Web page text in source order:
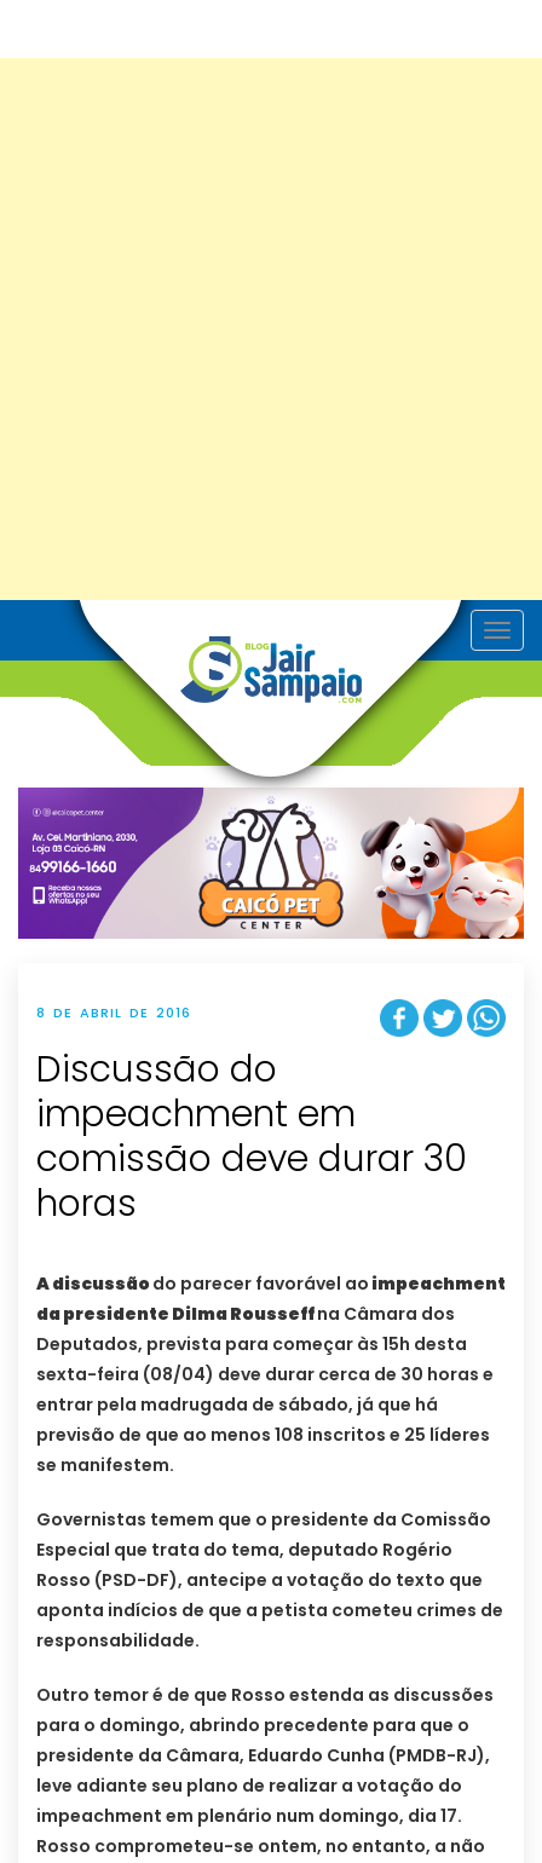
T
o
v
g
t
i
o
n
8 DE ABRIL DE 2016
Discussão do
impeachment em
comissão deve durar 30
horas
A discussão do parecer favorável ao impeachment
da presidente Dilma Rousseffna Câmara dos
Deputados, prevista para começar às 15h desta
sexta-feira (08/04) deve durar cerca de 30 horas e
entrar pela madrugada de sábado, já que há
previsão de que ao menos 108 inscritos e 25 líderes
se manifestem.
Governistas temem que o presidente da Comissão
Especial que trata do tema, deputado Rogério
Rosso (PSD-DF), antecipe a votação do texto que
aponta indícios de que a petista cometeu crimes de
responsabilidade.
Outro temor é de que Rosso estenda as discussões
para o domingo, abrindo precedente para que o
presidente da Câmara, Eduardo Cunha (PMDB-RJ),
leve adiante seu plano de realizar a votação do
impeachment em plenário num domingo, dia 17.
Rosso comprometeu-se ontem, no entanto, a não